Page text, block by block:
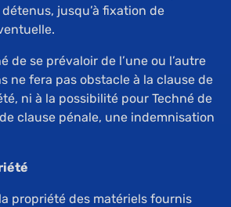
jusqu’à fixation de
de se prévaloir de l’une ou l’autre
ne fera pas obstacle à la clause de
ni à la possibilité pour Techné de
clause pénale, une indemnisation
propriété des matériels fournis